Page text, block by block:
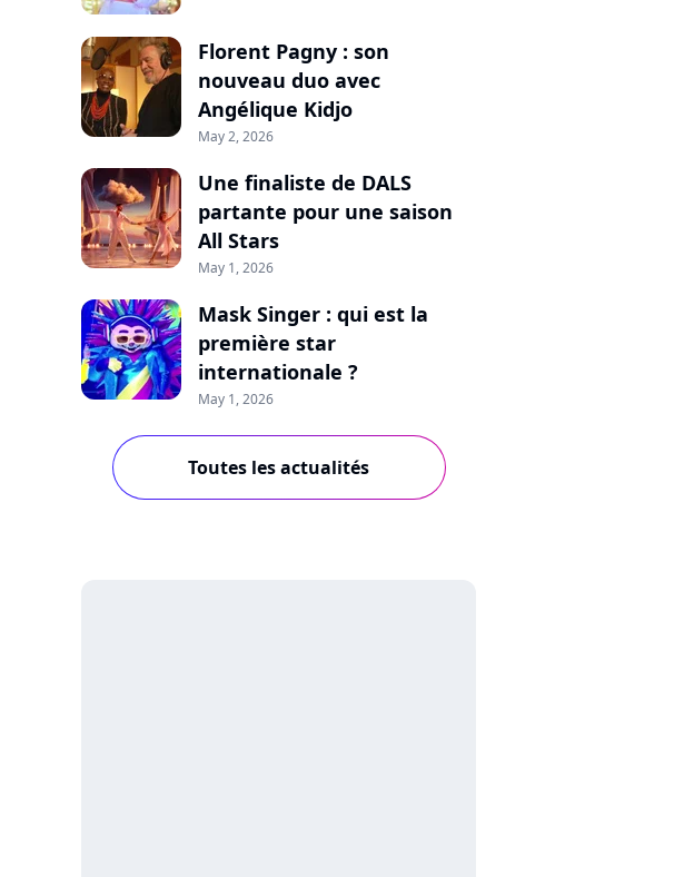
Florent Pagny : son
nouveau duo avec
Angélique Kidjo
May 2, 2026
Une finaliste de DALS
partante pour une saison
All Stars
May 1, 2026
Mask Singer : qui est la
première star
internationale ?
May 1, 2026
Toutes les actualités